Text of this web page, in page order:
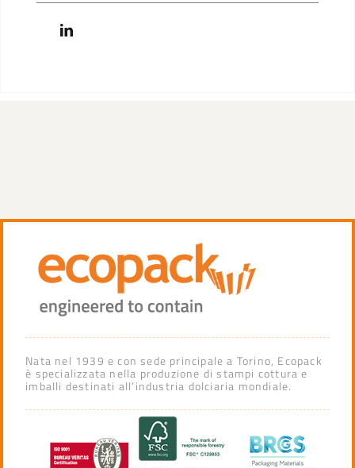
Nata nel 1939 e con sede principale a Torino, Ecopack
è specializzata nella produzione di stampi cottura e
imballi destinati all’industria dolciaria mondiale.